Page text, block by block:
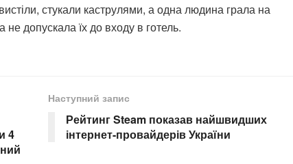
стукали каструлями, а одна людина грала на
не допускала їх до входу в готель.
4
Наступний запис
Рейтинг Steam показав найшвидших
інтернет-провайдерів України